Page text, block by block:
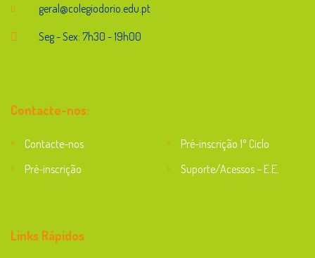
geral@colegiodorio.edu.pt
Seg - Sex: 7h30 - 19h00
Contacte-nos:
Contacte-nos
Pré-inscrição 1º Ciclo
Pré-inscrição
Suporte/Acessos – E.E.
Links Rápidos